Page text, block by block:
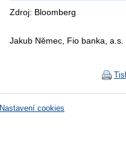
Zdroj: Bloomberg
Jakub Němec, Fio banka, a.s.
Nastavení cookies